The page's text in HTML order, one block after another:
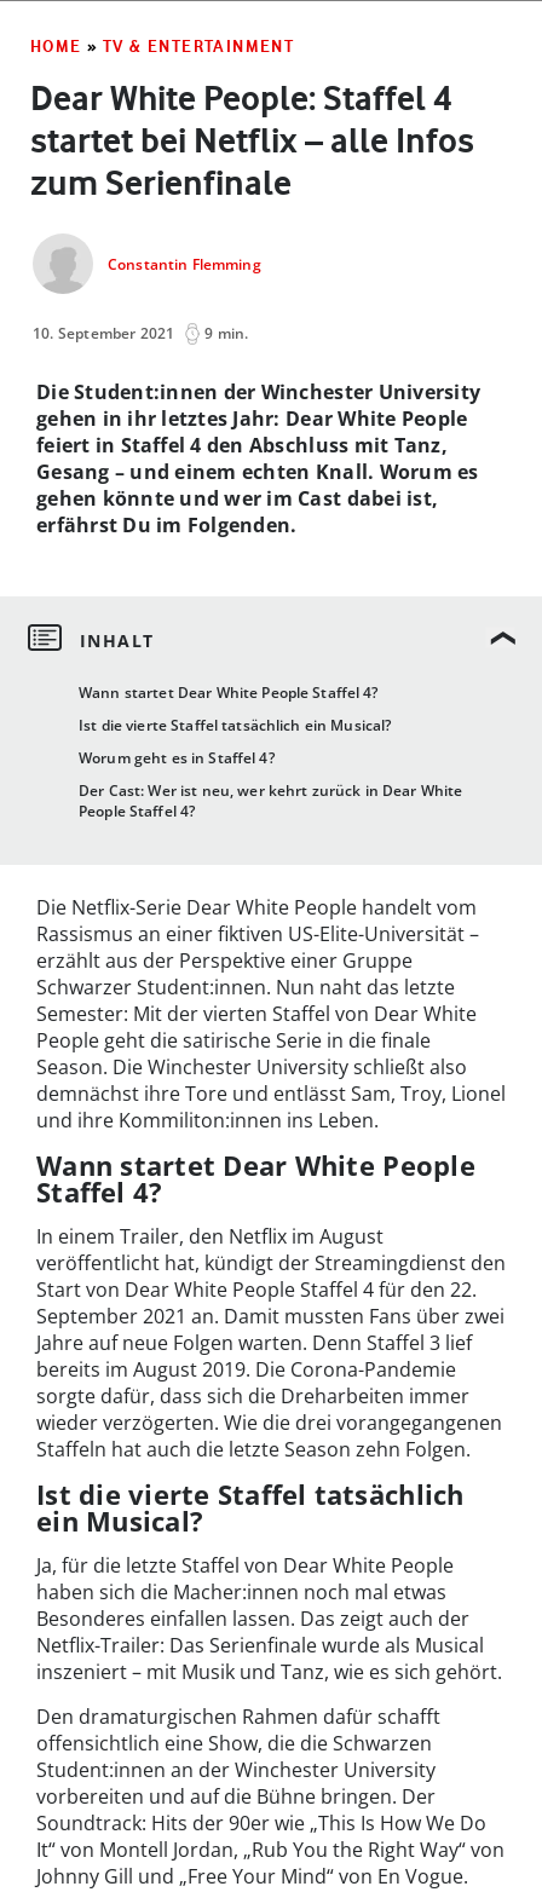
HOME » TV & ENTERTAINMENT
Dear White People: Staffel 4
startet bei Netflix – alle Infos
zum Serienfinale
Constantin Flemming
10. September 2021 9 min.
Wann startet Dear White People Staffel 4?
Ist die vierte Staffel tatsächlich ein Musical?
Worum geht es in Staffel 4?
Der Cast: Wer ist neu, wer kehrt zurück in Dear White
People Staffel 4?
Die Student:innen der Winchester University
gehen in ihr letztes Jahr: Dear White People
feiert in Staffel 4 den Abschluss mit Tanz,
Gesang – und einem echten Knall. Worum es
gehen könnte und wer im Cast dabei ist,
erfährst Du im Folgenden.
Die Netflix-Serie Dear White People handelt vom
Rassismus an einer fiktiven US-Elite-Universität –
erzählt aus der Perspektive einer Gruppe
Schwarzer Student:innen. Nun naht das letzte
Semester: Mit der vierten Staffel von Dear White
People geht die satirische Serie in die finale
Season. Die Winchester University schließt also
demnächst ihre Tore und entlässt Sam, Troy, Lionel
und ihre Kommiliton:innen ins Leben.
Wann startet Dear White People
Staffel 4?
In einem Trailer, den Netflix im August
veröffentlicht hat, kündigt der Streamingdienst den
Start von Dear White People Staffel 4 für den 22.
September 2021 an. Damit mussten Fans über zwei
Jahre auf neue Folgen warten. Denn Staffel 3 lief
bereits im August 2019. Die Corona-Pandemie
sorgte dafür, dass sich die Dreharbeiten immer
wieder verzögerten. Wie die drei vorangegangenen
Staffeln hat auch die letzte Season zehn Folgen.
Ist die vierte Staffel tatsächlich
ein Musical?
Ja, für die letzte Staffel von Dear White People
haben sich die Macher:innen noch mal etwas
Besonderes einfallen lassen. Das zeigt auch der
Netflix-Trailer: Das Serienfinale wurde als Musical
inszeniert – mit Musik und Tanz, wie es sich gehört.
Den dramaturgischen Rahmen dafür schafft
offensichtlich eine Show, die die Schwarzen
Student:innen an der Winchester University
vorbereiten und auf die Bühne bringen. Der
Soundtrack: Hits der 90er wie „This Is How We Do
It“ von Montell Jordan, „Rub You the Right Way“ von
Johnny Gill und „Free Your Mind“ von En Vogue.